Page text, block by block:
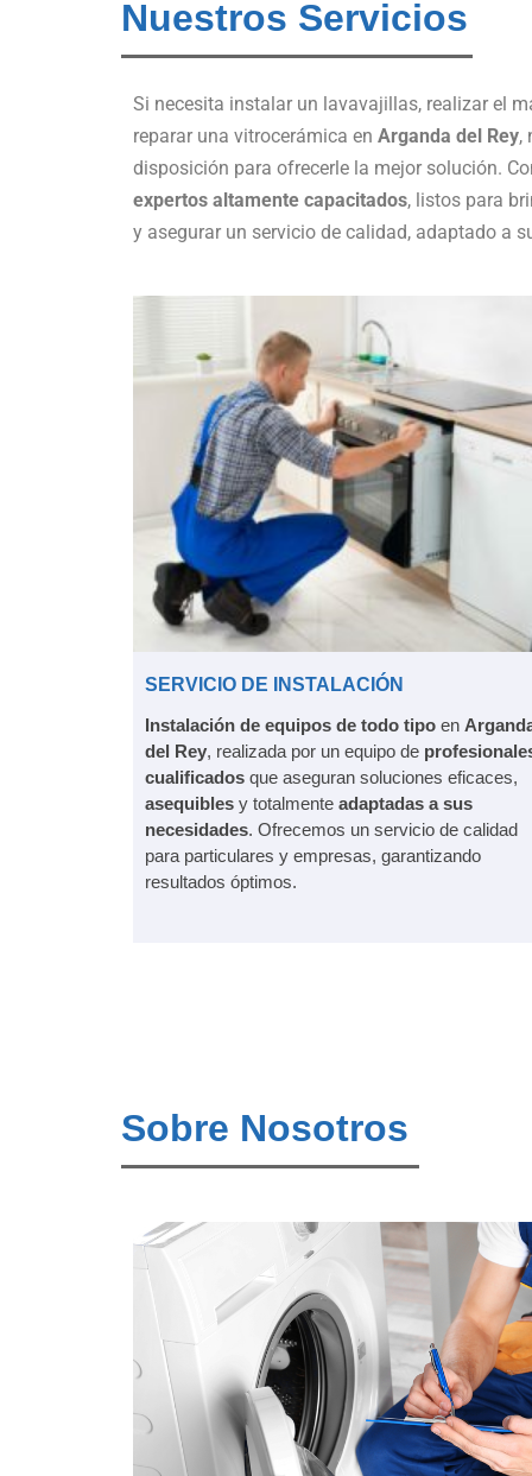
Nuestros Servicios
Si necesita instalar un lavavajillas, realizar el
reparar una vitrocerámica en Arganda del Rey,
disposición para ofrecerle la mejor solución.
expertos altamente capacitados, listos para
y asegurar un servicio de calidad, adaptado a
SERVICIO DE INSTALACIÓN
Instalación de equipos de todo tipo en
del Rey, realizada por un equipo de
cualificados que aseguran soluciones eficaces,
asequibles y totalmente adaptadas a sus
necesidades. Ofrecemos un servicio de calidad
para particulares y empresas, garantizando
resultados óptimos.
Sobre Nosotros